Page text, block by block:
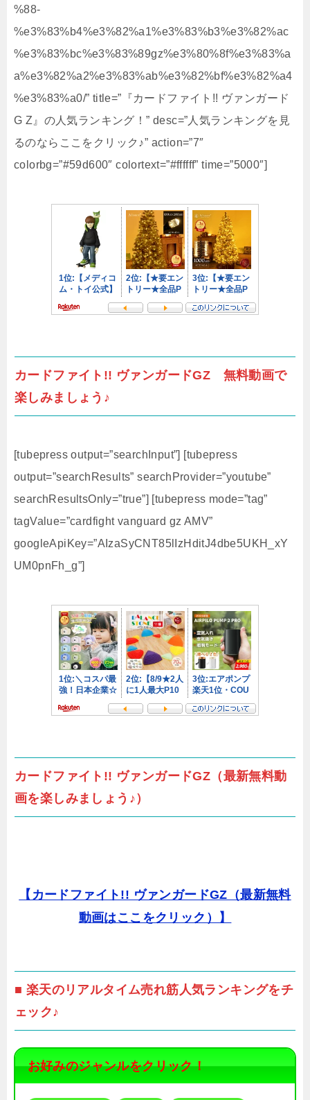
%88-
%e3%83%b4%e3%82%a1%e3%83%b3%e3%82%ac
%e3%83%bc%e3%83%89gz%e3%80%8f%e3%83%a
a%e3%82%a2%e3%83%ab%e3%82%bf%e3%82%a4
%e3%83%a0/” title=”『カードファイト!! ヴァンガード
G Z』の人気ランキング！” desc=”人気ランキングを見
るのならここをクリック♪” action=”7″
colorbg=”#59d600″ colortext=”#ffffff” time=”5000″]
カードファイト!! ヴァンガードGZ 無料動画で
楽しみましょう♪
[tubepress output=”searchInput”] [tubepress
output=”searchResults” searchProvider=”youtube”
searchResultsOnly=”true”] [tubepress mode=”tag”
tagValue=”cardfight vanguard gz AMV”
googleApiKey=”AIzaSyCNT85lIzHditJ4dbe5UKH_xY
UM0pnFh_g”]
カードファイト!! ヴァンガードGZ（最新無料動
画を楽しみましょう♪）
【カードファイト!! ヴァンガードGZ（最新無料
動画はここをクリック）】
■ 楽天のリアルタイム売れ筋人気ランキングをチ
ェック♪
お好みのジャンルをクリック！